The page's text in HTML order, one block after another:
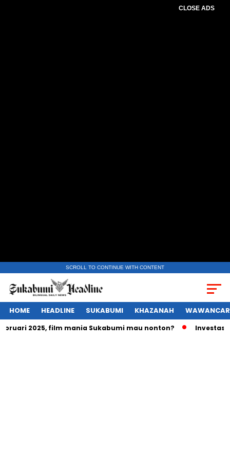
CLOSE ADS
SCROLL TO CONTINUE WITH CONTENT
HOME HEADLINE SUKABUMI KHAZANAH
2025, film mania Sukabumi mau nonton? Investasi